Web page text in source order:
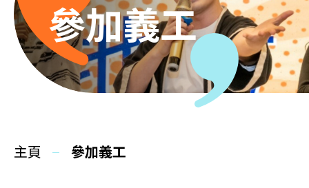
主頁
同你講故事
參加義工
主頁 參加義工